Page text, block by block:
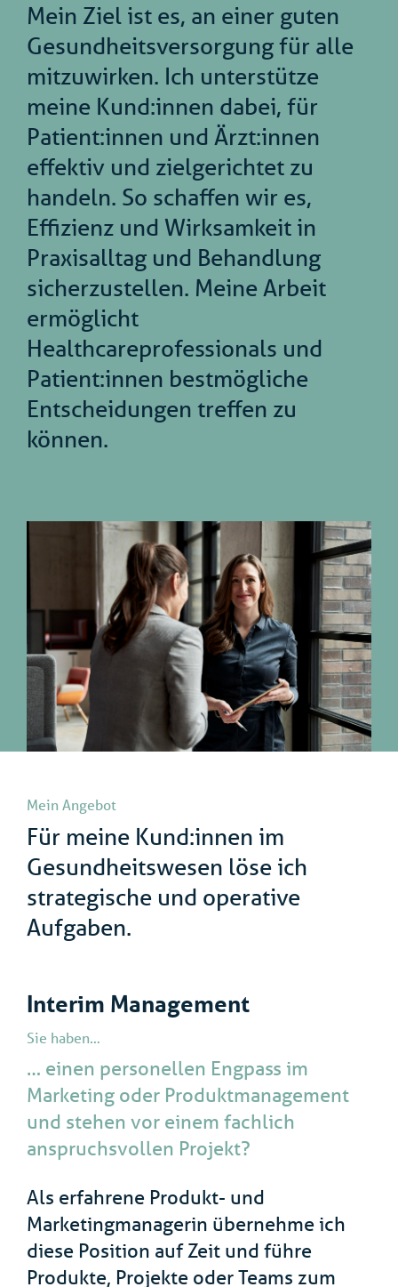
Mein Ziel ist es, an einer guten
Gesundheitsversorgung für alle
mitzuwirken. Ich unterstütze
meine Kund:innen dabei, für
Patient:innen und Ärzt:innen
effektiv und zielgerichtet zu
handeln. So schaffen wir es,
Effizienz und Wirksamkeit in
Praxisalltag und Behandlung
sicherzustellen. Meine Arbeit
ermöglicht
Healthcareprofessionals und
Patient:innen bestmögliche
Entscheidungen treffen zu
können.
Mein Angebot
Für meine Kund:innen im
Gesundheitswesen löse ich
strategische und operative
Aufgaben.
Interim Management
Sie haben…
… einen personellen Engpass im
Marketing oder Produktmanagement
und stehen vor einem fachlich
anspruchsvollen Projekt?
Als erfahrene Produkt- und
Marketingmanagerin übernehme ich
diese Position auf Zeit und führe
Produkte, Projekte oder Teams zum